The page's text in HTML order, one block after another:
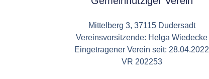
Mittelberg 3, 37115 Dudersadt
Vereinsvorsitzende: Helga Wiedecke
Eingetragener Verein seit: 28.04.2022
VR 202253